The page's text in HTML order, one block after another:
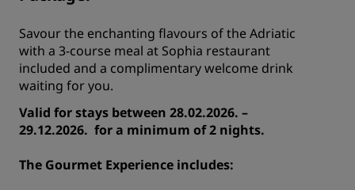
Savour the enchanting flavours of the Adriatic
with a 3-course meal at Sophia restaurant
included and a complimentary welcome drink
waiting for you.
Valid for stays between 28.02.2026. –
29.12.2026. for a minimum of 2 nights.
The Gourmet Experience includes: